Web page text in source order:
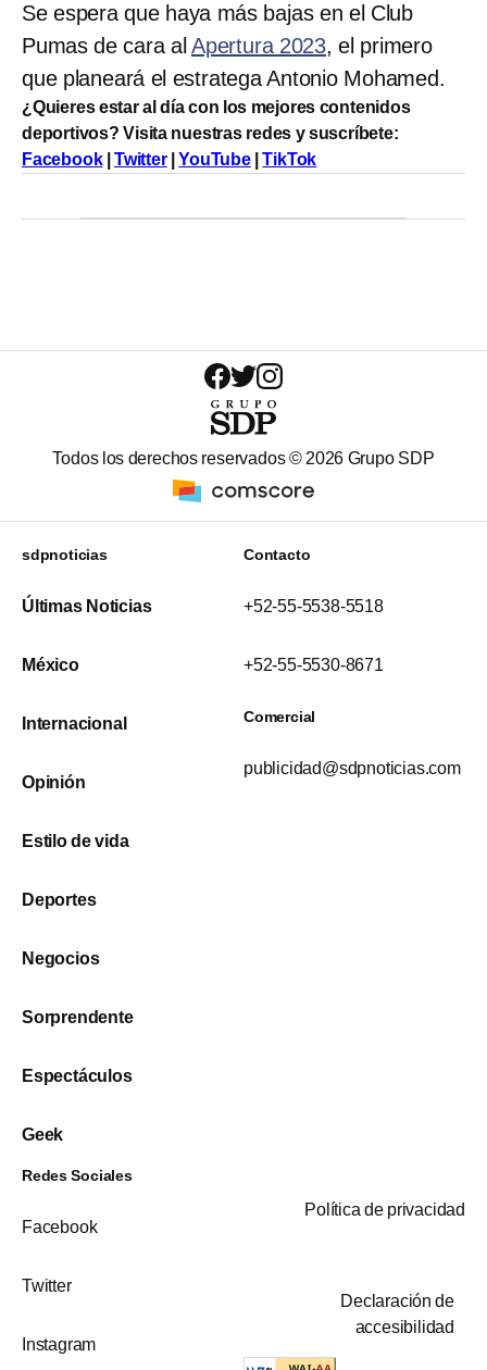
Se espera que haya más bajas en el Club
Pumas de cara alApertura 2023, el primero
que planeará el estratega Antonio Mohamed.
¿Quieres estar al día con los mejores contenidos
deportivos? Visita nuestras redes y suscríbete:
Facebook|Twitter|YouTube|TikTok
Todos los derechos reservados © 2026 Grupo SDP
sdpnoticias
Últimas Noticias
México
Internacional
Opinión
Estilo de vida
Deportes
Negocios
Sorprendente
Espectáculos
Geek
Contacto
+52-55-5538-5518
+52-55-5530-8671
Comercial
publicidad@sdpnoticias.com
Redes Sociales
Facebook
Twitter
Instagram
Política de privacidad
Declaración de
accesibilidad